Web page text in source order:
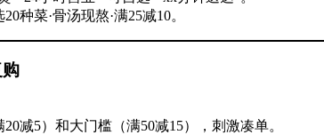
种菜·骨汤现熬·满25减10。
20减5）和大门槛（满50减15），刺激凑单。